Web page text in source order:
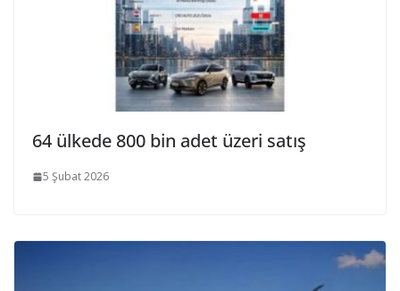
64 ülkede 800 bin adet üzeri satış
5 Şubat 2026